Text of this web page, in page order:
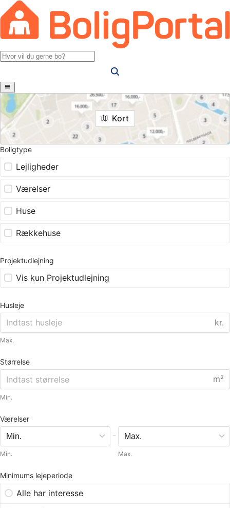
Kort
Boligtype
Lejligheder
Værelser
Huse
Rækkehuse
Projektudlejning
Vis kun Projektudlejning
Husleje
kr.
Max.
Størrelse
m²
Min.
Værelser
Min.
-
Max.
Minimums lejeperiode
Alle har interesse